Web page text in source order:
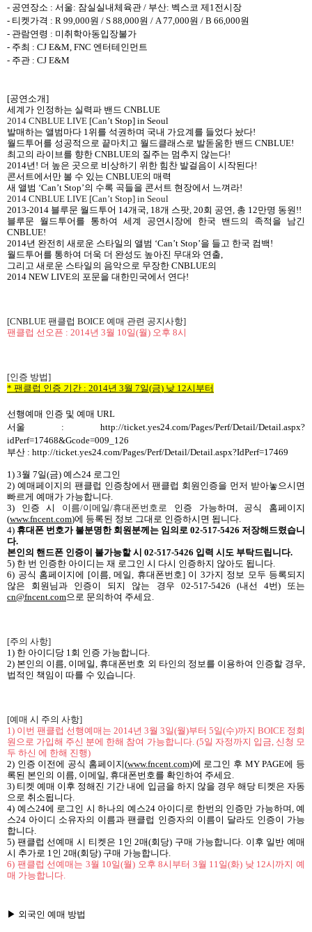
- 공연장소 : 서울: 잠실실내체육관 / 부산: 벡스코 제 1전시장
- 티켓가격 : R 99,000원 / S 88,000원 / A 77,000원 / B 66,000원
- 관람연령 : 미취학아동입장불가
- 주최 : CJ E&M, FNC 엔터테인먼트
- 주관 : CJ E&M
[공연소개]
세계가 인정하는 실력파 밴드 CNBLUE
2014 CNBLUE LIVE [Can’t Stop] in Seoul
발매하는 앨범마다 1위를 석권하며 국내 가요계를 들었다 놨다!
월드투어를 성공적으로 끝마치고 월드클래스로 발돋움한 밴드 CNBLUE!
최고의 라이브를 향한 CNBLUE의 질주는 멈추지 않는다!
2014년 ! 더 높은 곳으로 비상하기 위한 힘찬 발걸음이 시작된다!
콘서트에서만 볼 수 있는 CNBLUE의 매력
새 앨범 ‘Can’t Stop’의 수록 곡들을 콘서트 현장에서 느껴라!
2014 CNBLUE LIVE [Can’t Stop] in Seoul
2013-2014 블루문 월드투어 14개국, 18개 스팟, 20회 공연, 총 12만명 동원 !!
블루문 월드투어를 통하여 세계 공연시장에 한국 밴드의 족적을 남긴
CNBLUE!
2014년 완전히 새로운 스타일의 앨범 ‘Can’t Stop’을 들고 한국 컴백 !
월드투어를 통하여 더욱 더 완성도 높아진 무대와 연출,
그리고 새로운 스타일의 음악으로 무장한 CNBLUE의
2014 NEW LIVE의 포문을 대한민국에서 연다!
[CNBLUE 팬클럽 BOICE 예매 관련 공지사항]
팬클럽 선오픈 : 2014년 3월 10일(월) 오후 8시
[인증 방법]
* 팬클럽 인증 기간 : 2014년 3월 7일(금) 낮 12시부터
선행예매 인증 및 예매 URL
서울 : http://ticket.yes24.com/Pages/Perf/Detail/Detail.aspx?
idPerf=17468&Gcode=009_126
부산 : http://ticket.yes24.com/Pages/Perf/Detail/Detail.aspx?IdPerf=17469
1) 3월 7일(금) 예스24 로그인
2) 예매페이지의 팬클럽 인증창에서 팬클럽 회원인증을 먼저 받아놓으시면
빠르게 예매가 가능합니다.
3) 인증 시 이름/이메일/휴대폰번호로 인증 가능하며, 공식 홈페이지
(www.fncent.com)에 등록된 정보 그대로 인증하시면 됩니다.
4) 휴대폰 번호가 불분명한 회원분께는 임의로 02-517-5426 저장해드렸습니
다.
본인의 핸드폰 인증이 불가능할 시 02-517-5426 입력 시도 부탁드립니다.
5) 한 번 인증한 아이디는 재 로그인 시 다시 인증하지 않아도 됩니다.
6) 공식 홈페이지에 [이름, 메일, 휴대폰번호] 이 3가지 정보 모두 등록되지
않은 회원님과 인증이 되지 않는 경우 02-517-5426 (내선 4번) 또는
cn@fncent.com으로 문의하여 주세요.
[주의 사항]
1) 한 아이디당 1회 인증 가능합니다.
2) 본인의 이름, 이메일, 휴대폰번호 외 타인의 정보를 이용하여 인증할 경우,
법적인 책임이 따를 수 있습니다.
[예매 시 주의 사항]
1) 이번 팬클럽 선행예매는 2014년 3월 3일(월)부터 5일(수)까지 BOICE 정회
원으로 가입해 주신 분에 한해 참여 가능합니다. (5일 자정까지 입금, 신청 모
두 하신 에 한해 진행)
2) 인증 이전에 공식 홈페이지(www.fncent.com)에 로그인 후 MY PAGE에 등
록된 본인의 이름, 이메일, 휴대폰번호를 확인하여 주세요.
3) 티켓 예매 이후 정해진 기간 내에 입금을 하지 않을 경우 해당 티켓은 자동
으로 취소됩니다.
4) 예스24에 로그인 시 하나의 예스24 아이디로 한번의 인증만 가능하며, 예
스24 아이디 소유자의 이름과 팬클럽 인증자의 이름이 달라도 인증이 가능
합니다.
5) 팬클럽 선예매 시 티켓은 1인 2매(회당) 구매 가능합니다. 이후 일반 예매
시 추가로 1인 2매(회당) 구매 가능합니다.
6) 팬클럽 선예매는 3월 10일(월) 오후 8시부터 3월 11일(화) 낮12시까지 예
매 가능합니다.
▶ 외국인 예매 방법